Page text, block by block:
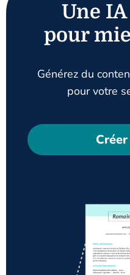
Une
pour
Générez du
pour votre